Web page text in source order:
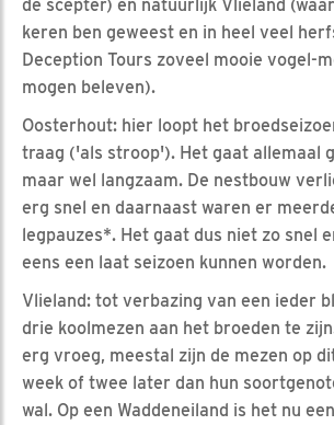
de scepter) en natuurlijk Vlieland
keren ben geweest en in heel veel
Deception Tours zoveel mooie vogel-
mogen beleven).
Oosterhout: hier loopt het
traag ('als stroop'). Het gaat allemaal
maar wel langzaam. De nestbouw
erg snel en daarnaast waren er
legpauzes*. Het gaat dus niet zo snel
eens een laat seizoen kunnen worden.
Vlieland: tot verbazing van een ieder
drie koolmezen aan het broeden te
erg vroeg, meestal zijn de mezen op
week of twee later dan hun
wal. Op een Waddeneiland is het nu